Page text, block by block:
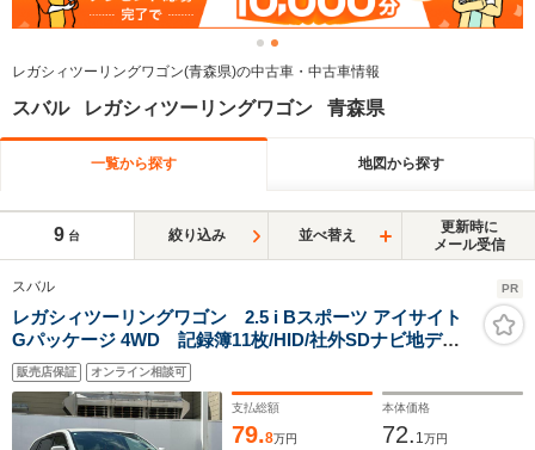
レガシィツーリングワゴン(青森県)の中古車・中古車情報
スバル レガシィツーリングワゴン 青森県
一覧から探す 地図から探す
9 台 絞り込み 並べ替え
更新時に
メール受信
スバル PR
レガシィツーリングワゴン 2.5 i Bスポーツ アイサイト
Gパッケージ 4WD 記録簿11枚/HID/社外SDナビ地デジ/
スマキ
販売店保証 オンライン相談可
支払総額
79.8万円
本体価格
72. 1万円